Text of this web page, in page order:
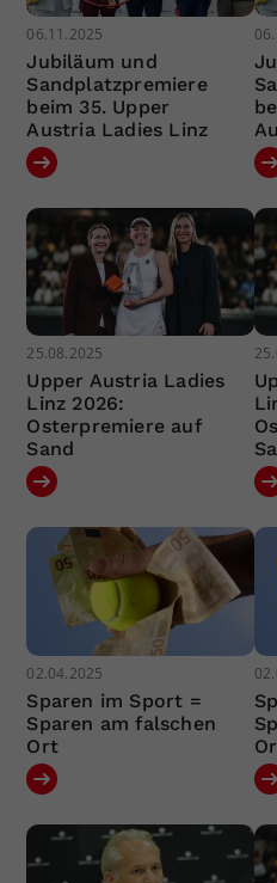
06.11.2025
Jubiläum und
Sandplatzpremiere
beim 35. Upper
Austria Ladies Linz
25.08.2025
Upper Austria Ladies
Linz 2026:
Osterpremiere auf
Sand
02.04.2025
Sparen im Sport =
Sparen am falschen
Ort